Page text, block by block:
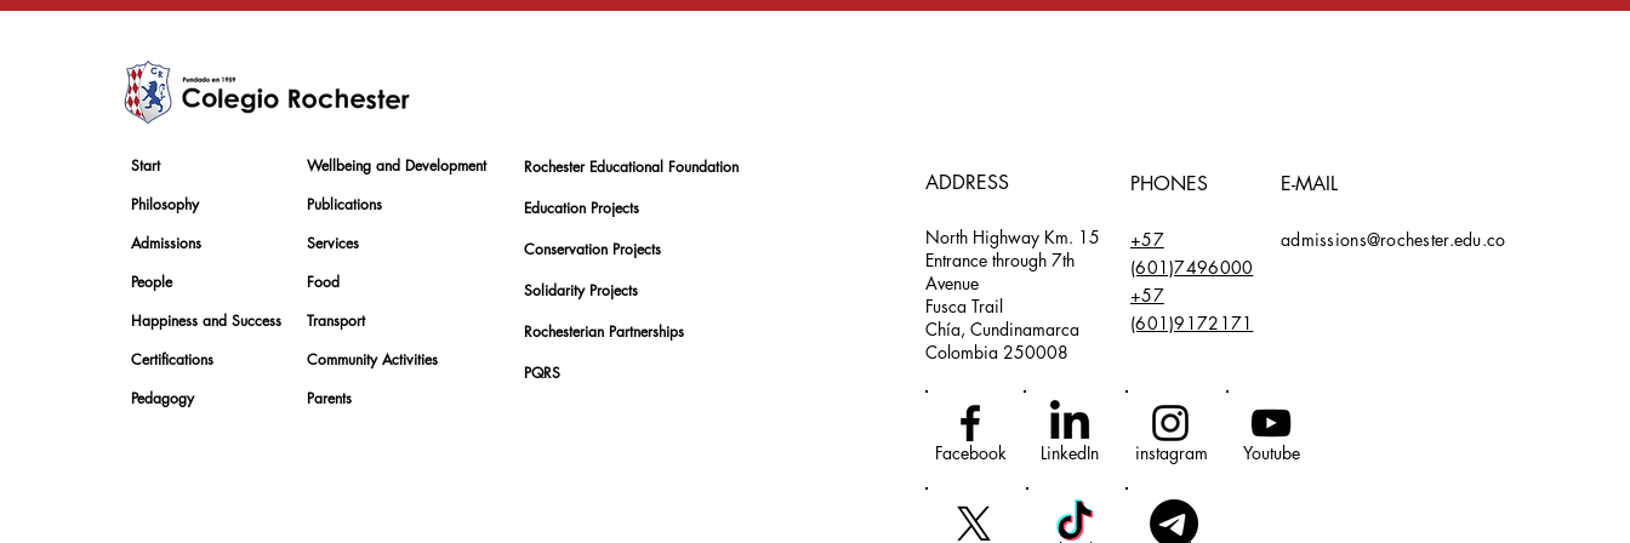
Start
Philosophy
Admissions
People
Happiness and Success
Certifications
Pedagogy
Wellbeing and Development
Publications
Services
Food
Transport
Community Activities
Parents
Rochester Educational Foundation
Education Projects
Conservation Projects
Solidarity Projects
Rochesterian Partnerships
PQRS
ADDRESS
North Highway Km. 15
Entrance through 7th
Avenue
Fusca Trail
Chía, Cundinamarca
Colombia 250008
PHONES E-MAIL
+57
(601)7496000
+57
(601)9172171
admissions@rochester.edu.co
Facebook LinkedIn instagram Youtube